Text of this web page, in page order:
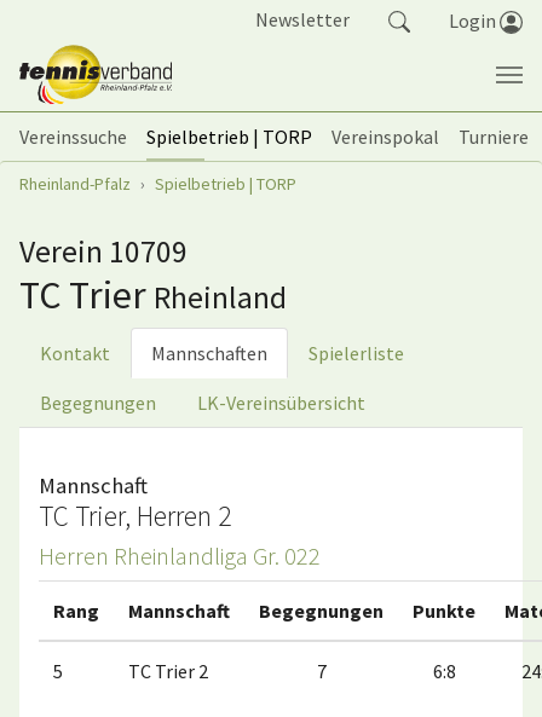
Newsletter Login
Vereinssuche Spielbetrieb | TORP Vereinspokal
Turniere
Sie sind hier:
Rheinland-Pfalz Spielbetrieb | TORP
Verein 10709
TC Trier Rheinland
Kontakt Mannschaften Spielerliste
Begegnungen LK-Vereinsübersicht
Mannschaft
TC Trier, Herren 2
Herren Rheinlandliga Gr. 022
Rang Mannschaft Begegnungen Punkte
5 TC Trier 2 7 6:8